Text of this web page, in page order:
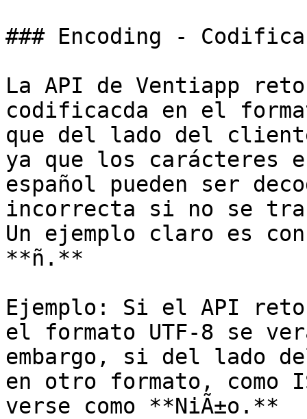
### Encoding -
La API de Ventiapp
codificacda en el
que del lado del
ya que los carácteres
español pueden ser
incorrecta si no se
Un ejemplo claro es
**ñ.**
Ejemplo: Si el API
el formato UTF-8 se
embargo, si del lado
en otro formato, como
verse como **NiÃ±o.**